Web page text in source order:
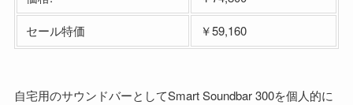
セール特価
￥59,160
自宅用のサウンドバーとしてSmart Soundbar 300を個人的に